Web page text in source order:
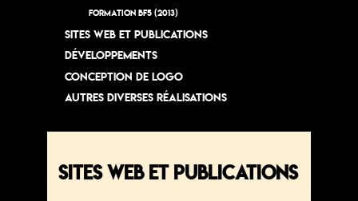
Sites Web et publications
Formation BF5 (2013)
Sites Web et publications
Développements
conception de logo
autres diverses réalisations